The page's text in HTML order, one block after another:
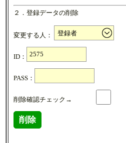
２．登録データの削除
変更する人：
ID：
PASS：
削除確認チェック→
削除